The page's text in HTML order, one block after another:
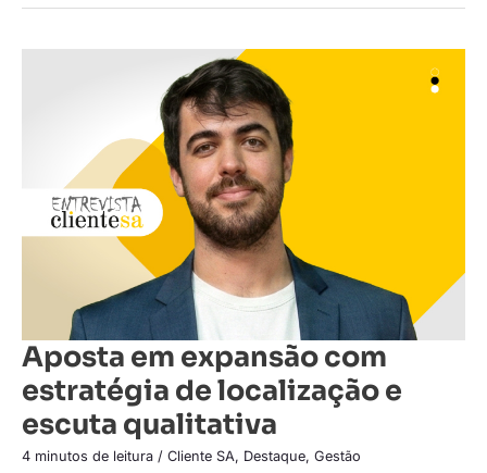
Aposta em expansão com
estratégia de localização e
escuta qualitativa
4 minutos de leitura / Cliente SA, Destaque, Gestão
Aposta
localização
escuta
qualitativa